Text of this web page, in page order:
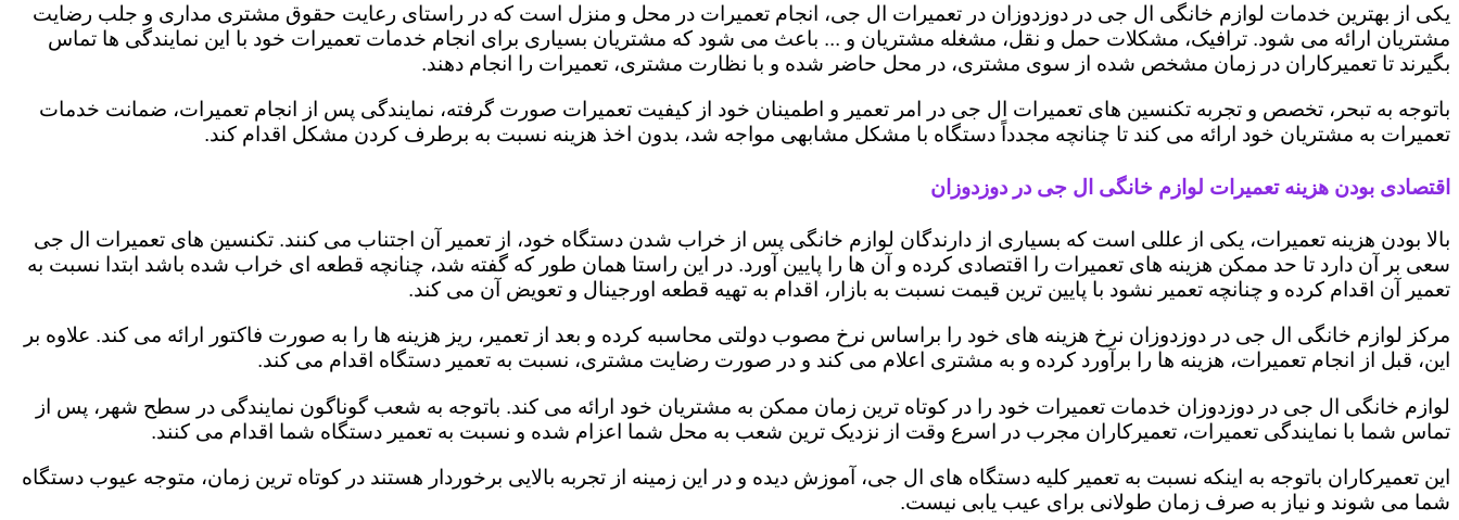
یکی از بهترین خدمات لوازم خانگی ال جی در دوزدوزان در تعمیرات ال جی، انجام تعمیرات در محل و منزل است که در راستای رعایت حقوق مشتری مداری و جلب رضایت
مشتریان ارائه می شود. ترافیک، مشکلات حمل و نقل، مشغله مشتریان و ... باعث می شود که مشتریان بسیاری برای انجام خدمات تعمیرات خود با این نمایندگی ها تماس
بگیرند تا تعمیرکاران در زمان مشخص شده از سوی مشتری، در محل حاضر شده و با نظارت مشتری، تعمیرات را انجام دهند.
باتوجه به تبحر، تخصص و تجربه تکنسین های تعمیرات ال جی در امر تعمیر و اطمینان خود از کیفیت تعمیرات صورت گرفته، نمایندگی پس از انجام تعمیرات، ضمانت خدمات
تعمیرات به مشتریان خود ارائه می کند تا چنانچه مجدداً دستگاه با مشکل مشابهی مواجه شد، بدون اخذ هزینه نسبت به برطرف کردن مشکل اقدام کند.
اقتصادی بودن هزینه تعمیرات لوازم خانگی ال جی در دوزدوزان
بالا بودن هزینه تعمیرات، یکی از عللی است که بسیاری از دارندگان لوازم خانگی پس از خراب شدن دستگاه خود، از تعمیر آن اجتناب می کنند. تکنسین های تعمیرات ال جی
سعی بر آن دارد تا حد ممکن هزینه های تعمیرات را اقتصادی کرده و آن ها را پایین آورد. در این راستا همان طور که گفته شد، چنانچه قطعه ای خراب شده باشد ابتدا نسبت به
تعمیر آن اقدام کرده و چنانچه تعمیر نشود با پایین ترین قیمت نسبت به بازار، اقدام به تهیه قطعه اورجینال و تعویض آن می کند.
مرکز لوازم خانگی ال جی در دوزدوزان نرخ هزینه های خود را براساس نرخ مصوب دولتی محاسبه کرده و بعد از تعمیر، ریز هزینه ها را به صورت فاکتور ارائه می کند. علاوه بر
این، قبل از انجام تعمیرات، هزینه ها را برآورد کرده و به مشتری اعلام می کند و در صورت رضایت مشتری، نسبت به تعمیر دستگاه اقدام می کند.
لوازم خانگی ال جی در دوزدوزان خدمات تعمیرات خود را در کوتاه ترین زمان ممکن به مشتریان خود ارائه می کند. باتوجه به شعب گوناگون نمایندگی در سطح شهر، پس از
تماس شما با نمایندگی تعمیرات، تعمیرکاران مجرب در اسرع وقت از نزدیک ترین شعب به محل شما اعزام شده و نسبت به تعمیر دستگاه شما اقدام می کنند.
این تعمیرکاران باتوجه به اینکه نسبت به تعمیر کلیه دستگاه های ال جی، آموزش دیده و در این زمینه از تجربه بالایی برخوردار هستند در کوتاه ترین زمان، متوجه عیوب دستگاه
شما می شوند و نیاز به صرف زمان طولانی برای عیب یابی نیست.